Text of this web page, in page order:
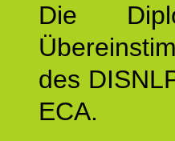
Die
des
ECA.